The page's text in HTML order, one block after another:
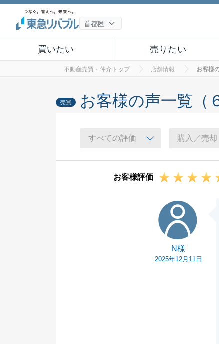
買いたい 売りたい
不動産売買・仲介トップ 店舗情報 お客様
売買 お客様の声一覧（
お客様評価
N様
2025年12月11日